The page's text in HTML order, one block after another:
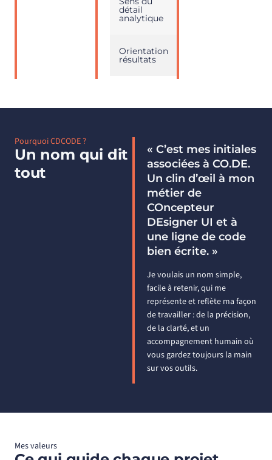
détail
analytique
Orientation
résultats
Pourquoi CDCODE ?
Un nom qui dit
tout
« C’est mes initiales
associées à CO.DE.
Un clin d’œil à mon
métier de
COncepteur
DEsigner UI et à
une ligne de code
bien écrite. »
Je voulais un nom simple,
facile à retenir, qui me
représente et reflète ma façon
de travailler : de la précision,
de la clarté, et un
accompagnement humain où
vous gardez toujours la main
sur vos outils.
Mes valeurs